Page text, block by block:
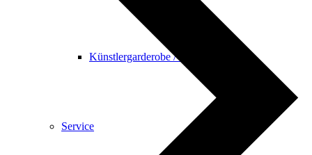
Künstlergarderobe / Tagungsbüro
Service